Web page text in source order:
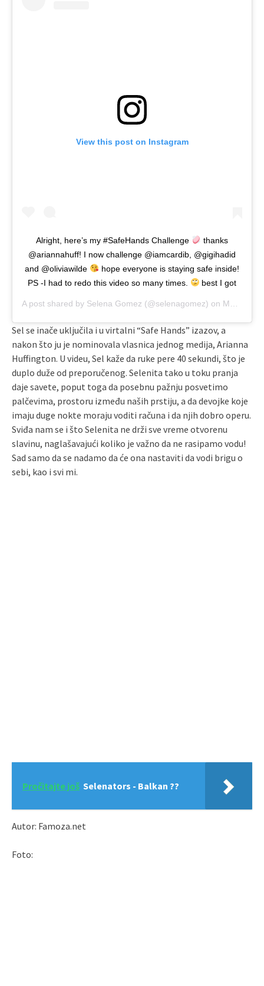
View this post on Instagram
Alright, here’s my #SafeHands Challenge
thanks
@ariannahuff! I now challenge @iamcardib, @gigihadid
and @oliviawilde
hope everyone is staying safe inside!
PS -I had to redo this video so many times.
best I got
A post shared by Selena Gomez (@selenagomez) on Mar 21, 2020 at 4:05pm PDT
Sel se inače uključila i u virtalni “Safe Hands” izazov, a
nakon što ju je nominovala vlasnica jednog medija, Arianna
Huffington. U videu, Sel kaže da ruke pere 40 sekundi, što je
duplo duže od preporučenog. Selenita tako u toku pranja
daje savete, poput toga da posebnu pažnju posvetimo
palčevima, prostoru između naših prstiju, a da devojke koje
imaju duge nokte moraju voditi računa i da njih dobro operu.
Sviđa nam se i što Selenita ne drži sve vreme otvorenu
slavinu, naglašavajući koliko je važno da ne rasipamo vodu!
Sad samo da se nadamo da će ona nastaviti da vodi brigu o
sebi, kao i svi mi.
Pročitajte još Selenators - Balkan ??
Autor: Famoza.net
Foto: